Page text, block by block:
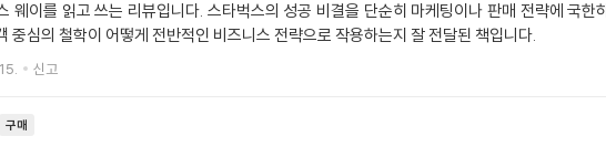
웨이를 읽고 쓰는 리뷰입니다. 스타벅스의 성공 비결을 단순히 마케팅이나 판매 전략에 국한
중심의 철학이 어떻게 전반적인 비즈니스 전략으로 작용하는지 잘 전달된 책입니다.
신고
구매